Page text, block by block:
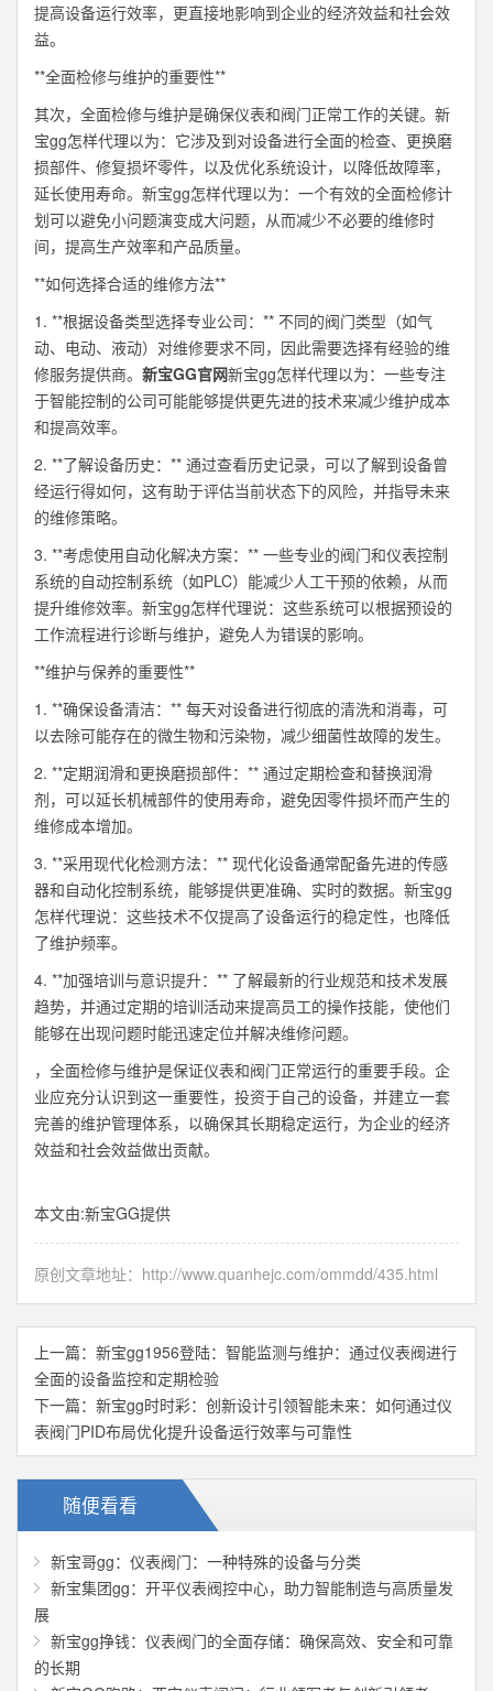
提高设备运行效率，更直接地影响到企业的经济效益和社会效
益。
**全面检修与维护的重要性**
其次，全面检修与维护是确保仪表和阀门正常工作的关键。新
宝gg怎样代理以为：它涉及到对设备进行全面的检查、更换磨
损部件、修复损坏零件，以及优化系统设计，以降低故障率，
延长使用寿命。新宝gg怎样代理以为：一个有效的全面检修计
划可以避免小问题演变成大问题，从而减少不必要的维修时
间，提高生产效率和产品质量。
**如何选择合适的维修方法**
1. **根据设备类型选择专业公司：** 不同的阀门类型（如气
动、电动、液动）对维修要求不同，因此需要选择有经验的维
修服务提供商。 新宝GG官网新宝gg怎样代理以为：一些专注
于智能控制的公司可能能够提供更先进的技术来减少维护成本
和提高效率。
2. **了解设备历史：** 通过查看历史记录，可以了解到设备曾
经运行得如何，这有助于评估当前状态下的风险，并指导未来
的维修策略。
3. **考虑使用自动化解决方案：** 一些专业的阀门和仪表控制
系统的自动控制系统（如PLC）能减少人工干预的依赖，从而
提升维修效率。新宝gg怎样代理说：这些系统可以根据预设的
工作流程进行诊断与维护，避免人为错误的影响。
**维护与保养的重要性**
1. **确保设备清洁：** 每天对设备进行彻底的清洗和消毒，可
以去除可能存在的微生物和污染物，减少细菌性故障的发生。
2. **定期润滑和更换磨损部件：** 通过定期检查和替换润滑
剂，可以延长机械部件的使用寿命，避免因零件损坏而产生的
维修成本增加。
3. **采用现代化检测方法：** 现代化设备通常配备先进的传感
器和自动化控制系统，能够提供更准确、实时的数据。新宝gg
怎样代理说：这些技术不仅提高了设备运行的稳定性，也降低
了维护频率。
4. **加强培训与意识提升：** 了解最新的行业规范和技术发展
趋势，并通过定期的培训活动来提高员工的操作技能，使他们
能够在出现问题时能迅速定位并解决维修问题。
，全面检修与维护是保证仪表和阀门正常运行的重要手段。企
业应充分认识到这一重要性，投资于自己的设备，并建立一套
完善的维护管理体系，以确保其长期稳定运行，为企业的经济
效益和社会效益做出贡献。
本文由:新宝GG提供
原创文章地址： http://www.quanhejc.com/ommdd/435.html
上一篇： 新宝gg1956登陆：智能监测与维护：通过仪表阀进行
全面的设备监控和定期检验
下一篇： 新宝gg时时彩：创新设计引领智能未来：如何通过仪
表阀门PID布局优化提升设备运行效率与可靠性
随便看看
新宝哥gg：仪表阀门：一种特殊的设备与分类
新宝集团gg：开平仪表阀控中心，助力智能制造与高质量发
展
新宝gg挣钱：仪表阀门的全面存储：确保高效、安全和可靠
的长期